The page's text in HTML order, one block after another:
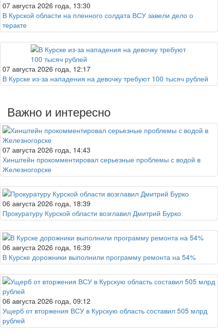
07 августа 2026 года, 13:30
В Курской области на пленного солдата ВСУ завели дело о
теракте
07 августа 2026 года, 12:17
В Курске из-за нападения на девочку требуют 100 тысяч рублей
Важно и интересно
07 августа 2026 года, 14:43
Хинштейн прокомментировал серьезные проблемы с водой в
Железногорске
06 августа 2026 года, 18:39
Прокуратуру Курской области возглавил Дмитрий Бурко
06 августа 2026 года, 16:39
В Курске дорожники выполнили программу ремонта на 54%
06 августа 2026 года, 09:12
Ущерб от вторжения ВСУ в Курскую область составил 505 млрд
рублей